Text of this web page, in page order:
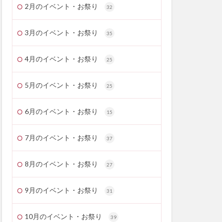
2月のイベント・お祭り 32
3月のイベント・お祭り 35
4月のイベント・お祭り 25
5月のイベント・お祭り 25
6月のイベント・お祭り 15
7月のイベント・お祭り 37
8月のイベント・お祭り 27
9月のイベント・お祭り 31
10月のイベント・お祭り 39